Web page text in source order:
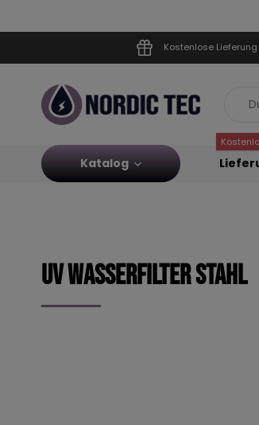
Kostenlose
Katalog
UV Wasserfilter Stahl